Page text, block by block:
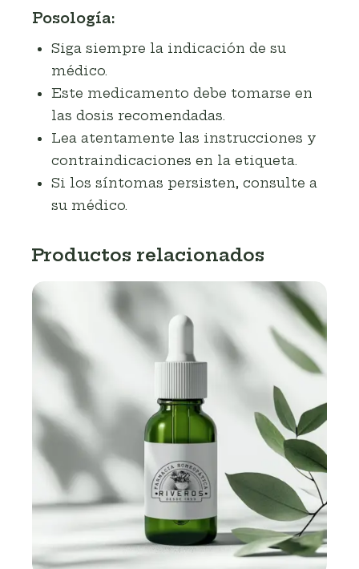
Posología:
Siga siempre la indicación de su
médico.
Este medicamento debe tomarse en
las dosis recomendadas.
Lea atentamente las instrucciones y
contraindicaciones en la etiqueta.
Si los síntomas persisten, consulte a
su médico.
Productos relacionados